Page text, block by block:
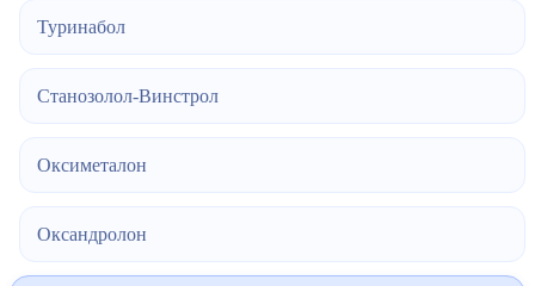
Туринабол
Станозолол-Винстрол
Оксиметалон
Оксандролон